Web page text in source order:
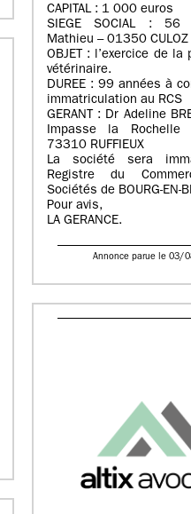
CAPITAL : 1 000 euros
SIEGE SOCIAL : 56
Mathieu – 01350 CULOZ
OBJET : l’exercice de la
vétérinaire.
DUREE : 99 années à
immatriculation au RCS
GERANT : Dr Adeline
Impasse la Rochelle
73310 RUFFIEUX
La société sera
Registre du
Sociétés de BOURG-EN-
Pour avis,
LA GERANCE.
Annonce parue le 03/